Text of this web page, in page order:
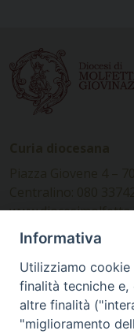
Ufficio
Piazza Giovene 4 –
Informativa
Utilizziamo
finalità tecniche e,
altre finalità
"miglioramento